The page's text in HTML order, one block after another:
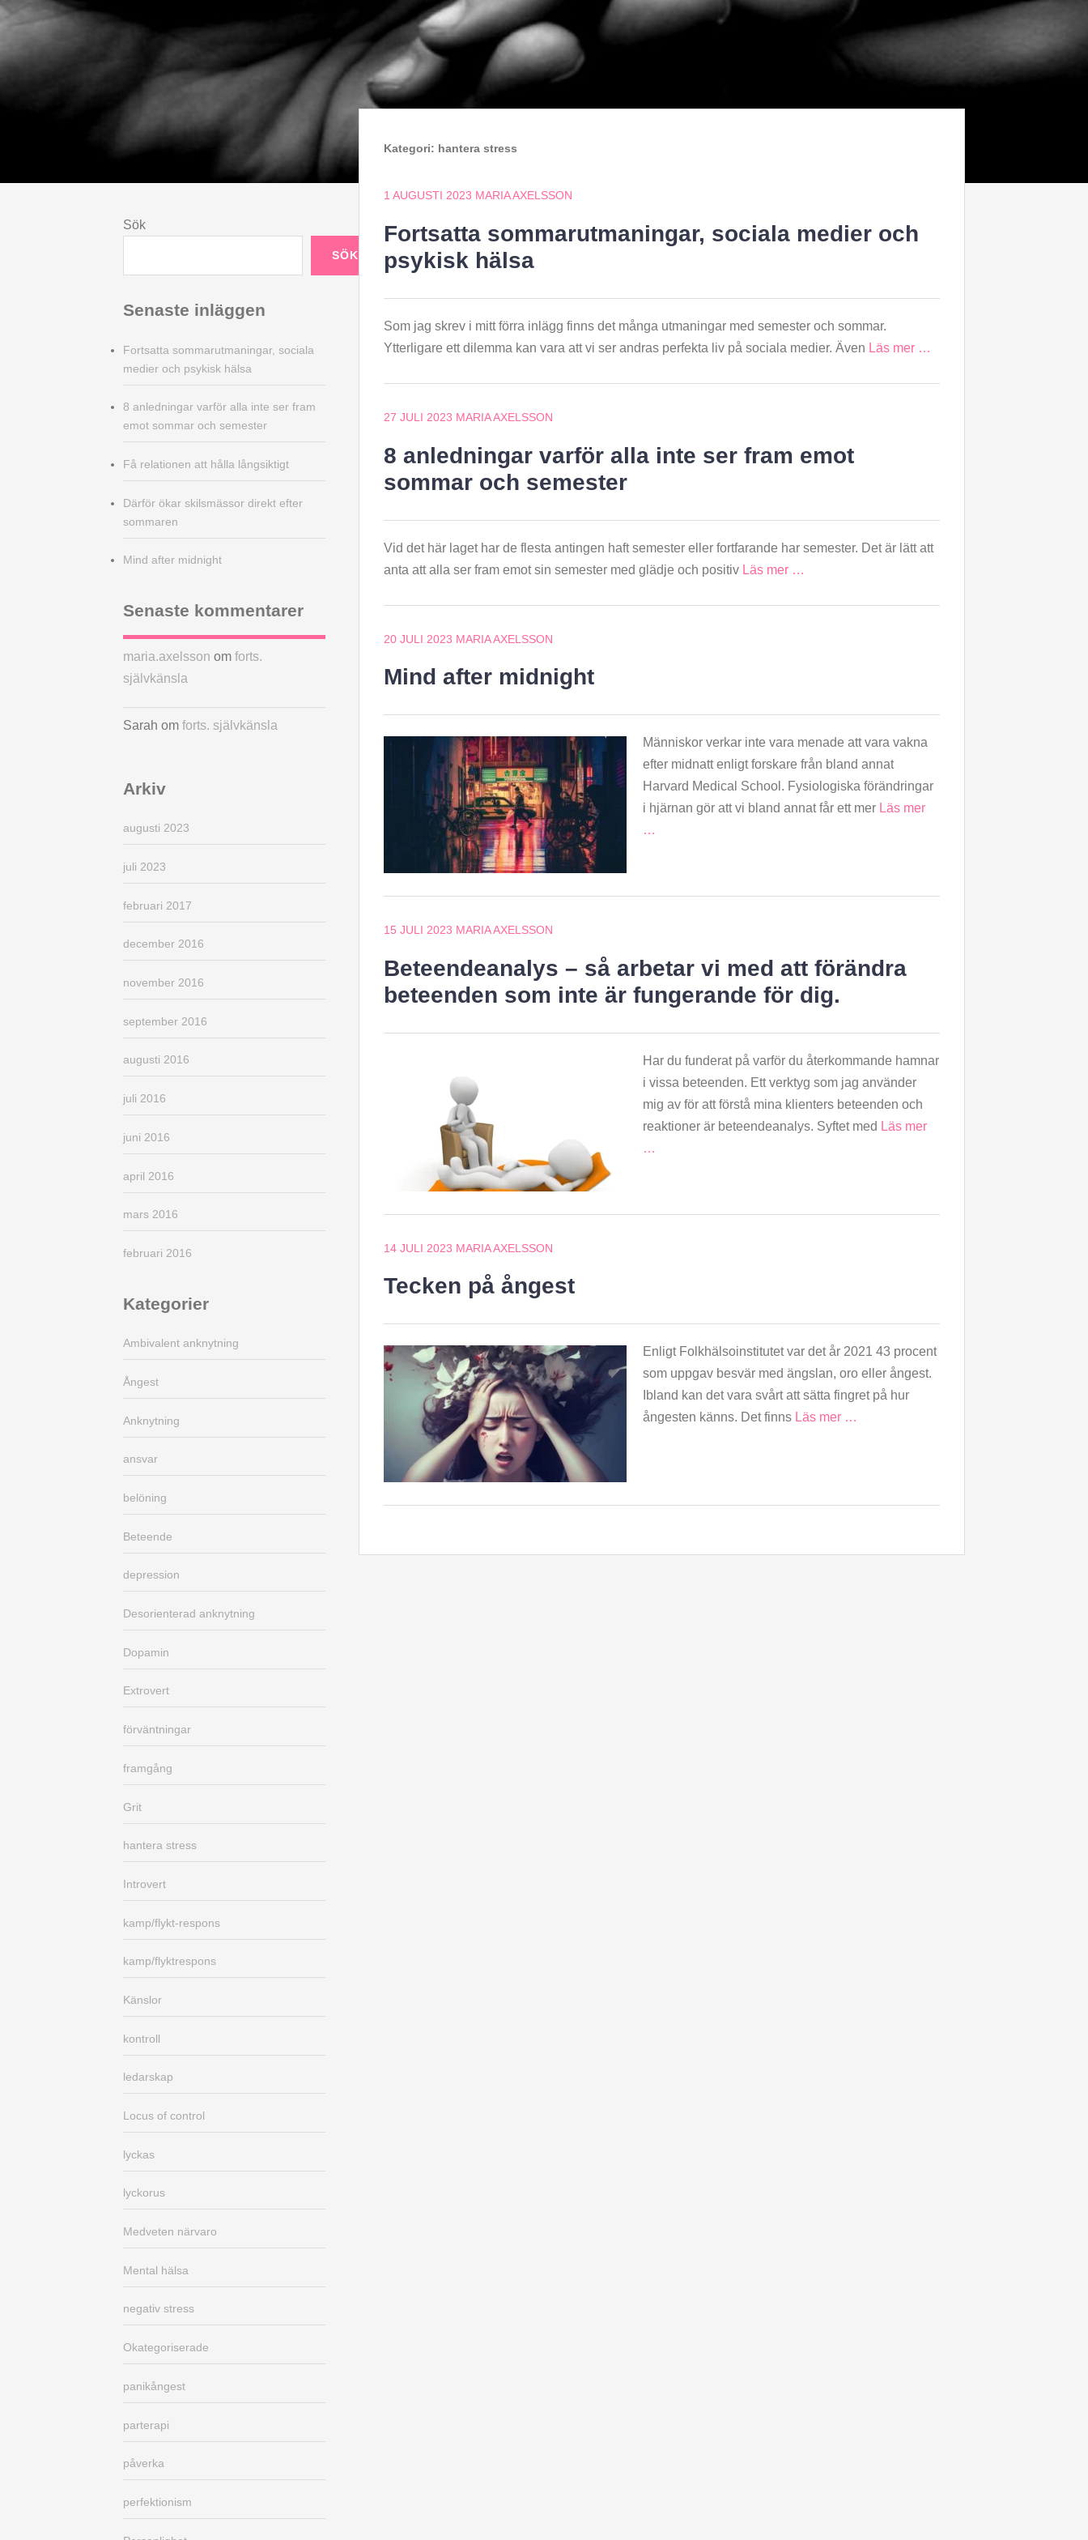
Kategori: hantera stress
1 AUGUSTI 2023 MARIA AXELSSON
Fortsatta sommarutmaningar, sociala medier och
psykisk hälsa
Som jag skrev i mitt förra inlägg finns det många utmaningar med semester och sommar.
Ytterligare ett dilemma kan vara att vi ser andras perfekta liv på sociala medier. Även Läs mer …
27 JULI 2023 MARIA AXELSSON
8 anledningar varför alla inte ser fram emot
sommar och semester
Vid det här laget har de flesta antingen haft semester eller fortfarande har semester. Det är lätt att
anta att alla ser fram emot sin semester med glädje och positiv Läs mer …
20 JULI 2023 MARIA AXELSSON
Mind after midnight
Människor verkar inte vara menade att vara vakna
efter midnatt enligt forskare från bland annat
Harvard Medical School. Fysiologiska förändringar
i hjärnan gör att vi bland annat får ett mer Läs mer
…
15 JULI 2023 MARIA AXELSSON
Beteendeanalys – så arbetar vi med att förändra
beteenden som inte är fungerande för dig.
Har du funderat på varför du återkommande hamnar
i vissa beteenden. Ett verktyg som jag använder
mig av för att förstå mina klienters beteenden och
reaktioner är beteendeanalys. Syftet med Läs mer
…
14 JULI 2023 MARIA AXELSSON
Tecken på ångest
Enligt Folkhälsoinstitutet var det år 2021 43 procent
som uppgav besvär med ängslan, oro eller ångest.
Ibland kan det vara svårt att sätta fingret på hur
ångesten känns. Det finns Läs mer …
Sök
SÖK
Senaste inläggen
Fortsatta sommarutmaningar, sociala
medier och psykisk hälsa
8 anledningar varför alla inte ser fram
emot sommar och semester
Få relationen att hålla långsiktigt
Därför ökar skilsmässor direkt efter
sommaren
Mind after midnight
Senaste kommentarer
maria.axelsson om forts.
självkänsla
Sarah om forts. självkänsla
Arkiv
augusti 2023
juli 2023
februari 2017
december 2016
november 2016
september 2016
augusti 2016
juli 2016
juni 2016
april 2016
mars 2016
februari 2016
Kategorier
Ambivalent anknytning
Ångest
Anknytning
ansvar
belöning
Beteende
depression
Desorienterad anknytning
Dopamin
Extrovert
förväntningar
framgång
Grit
hantera stress
Introvert
kamp/flykt-respons
kamp/flyktrespons
Känslor
kontroll
ledarskap
Locus of control
lyckas
lyckorus
Medveten närvaro
Mental hälsa
negativ stress
Okategoriserade
panikångest
parterapi
påverka
perfektionism